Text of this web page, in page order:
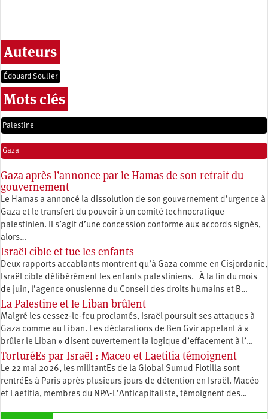
Auteurs
Édouard Soulier
Mots clés
Palestine
Gaza
Gaza après l’annonce par le Hamas de son retrait du
gouvernement
Le Hamas a annoncé la dissolution de son gouvernement d’urgence à
Gaza et le transfert du pouvoir à un comité technocratique
palestinien. Il s’agit d’une concession conforme aux accords signés,
alors…
Israël cible et tue les enfants
Deux rapports accablants montrent qu’à Gaza comme en Cisjordanie,
Israël cible délibérément les enfants palestiniens. À la fin du mois
de juin, l’agence onusienne du Conseil des droits humains et B…
La Palestine et le Liban brûlent
Malgré les cessez-le-feu proclamés, Israël poursuit ses attaques à
Gaza comme au Liban. Les déclarations de Ben Gvir appelant à «
brûler le Liban » disent ouvertement la logique d’effacement à l’…
TorturéEs par Israël : Maceo et Laetitia témoignent
Le 22 mai 2026, les militantEs de la Global Sumud Flotilla sont
rentréEs à Paris après plusieurs jours de détention en Israël. Macéo
et Laetitia, membres du ‪NPA-L’Anticapitaliste, témoignent des…